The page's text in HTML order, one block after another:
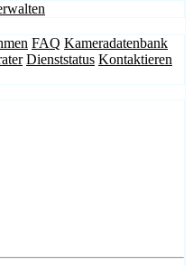
FAQ Kameradatenbank
Dienststatus Kontaktieren